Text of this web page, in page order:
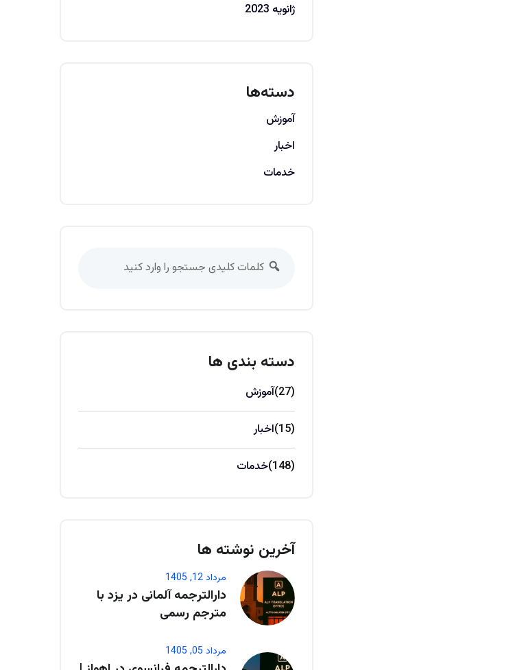
ژانویه 2023
دسته‌ها
آموزش
اخبار
خدمات
دسته بندی ها
آموزش (27)
اخبار (15)
خدمات (148)
آخرین نوشته ها
مرداد 12, 1405
دارالترجمه آلمانی در یزد با
مترجم رسمی
مرداد 05, 1405